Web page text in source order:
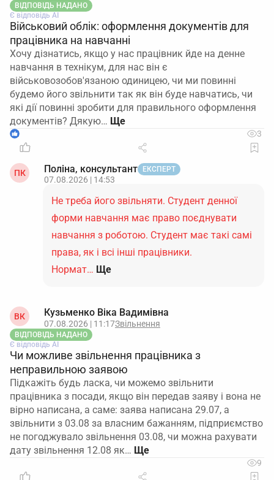
ВІДПОВІДЬ НАДАНО
Є відповідь АІ
Військовий облік: оформлення документів для
працівника на навчанні
Хочу дізнатись, якщо у нас працівник йде на денне
навчання в технікум, для нас він є
військовозобов'язаною одиницею, чи ми повинні
будемо його звільнити так як він буде навчатись, чи
які дії повинні зробити для правильного оформлення
документів? Дякую…
1 3
ПК Поліна, консультант ЕКСПЕРТ
07.08.2026 | 14:53
Не треба його звільняти. Студент денної
форми навчання має право поєднувати
навчання з роботою. Студент має такі самі
права, як і всі інші працівники.
Нормат… Ще
ВК Кузьменко Віка Вадимівна
07.08.2026 | 11:17Звільнення
ВІДПОВІДЬ НАДАНО
Є відповідь АІ
Чи можливе звільнення працівника з
неправильною заявою
Підкажіть будь ласка, чи можемо звільнити
працівника з посади, якщо він передав заяву і вона не
вірно написана, а саме: заява написана 29.07, а
звільнити з 03.08 за власним бажанням, підприємство
не погоджувало звільнення 03.08, чи можна рахувати
дату звільнення 12.08 як…
9